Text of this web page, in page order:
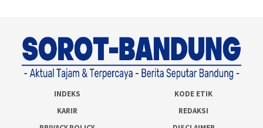
INDEKS
KODE ETIK
KARIR
REDAKSI